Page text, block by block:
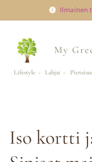
Ilmainen
My
Lifestyle - Lahjat -
Iso kortti